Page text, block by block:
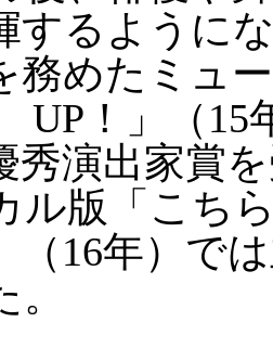
するように
務めたミュ
UP！」（15
秀演出家賞
ル版「こち
（16年）で